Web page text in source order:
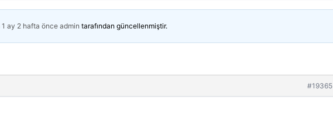
1 ay 2 hafta önce admin tarafından güncellenmiştir.
#19365